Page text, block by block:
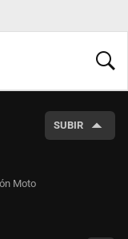
SUBIR
Moto